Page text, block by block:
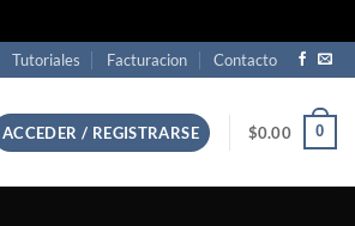
Tutoriales Facturacion Contacto
ACCEDER / REGISTRARSE $0.00 0